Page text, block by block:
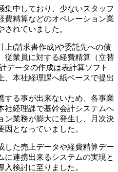
集中しており、少ないスタッフ
費精算などのオペレーション業
れていました。
上(請求書作成)や委託先への債
従業員に対する経費精算（立替
データの作成は表計算ソフト
、本社経理課へ紙ベースで提出
する事が出来ないため、各事業
社経理課で基幹会計システムへ
ン業務が膨大に発生し、月次決
となっていました。
した売上データや経費精算デー
に連携出来るシステムの実現と
入検討に至りました。